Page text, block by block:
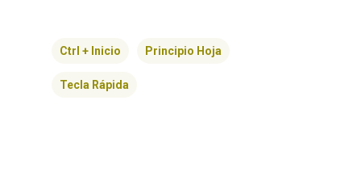
Ctrl + Inicio Principio Hoja
Tecla Rápida